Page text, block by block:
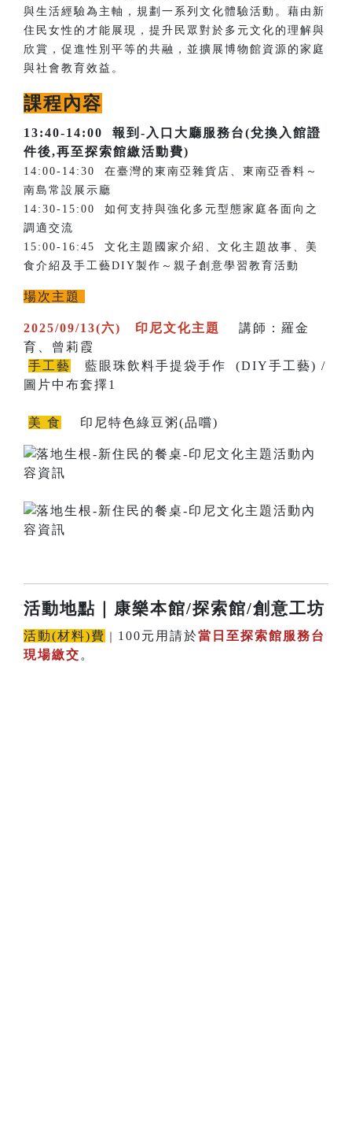
與生活經驗為主軸，規劃一系列文化體驗活動。藉由新
住民女性的才能展現，提升民眾對於多元文化的理解與
欣賞，促進性別平等的共融，並擴展博物館資源的家庭
與社會教育效益。
課程內容
13:40-14:00
報到-入口大廳服務台(兌換入館證
件後,再至探索館繳活動費)
14:00-14:30 在臺灣的東南亞雜貨店、東南亞香料～
南島常設展示廳
14:30-15:00 如何支持與強化多元型態家庭各面向之
調適交流
15:00-16:45 文化主題國家介紹、文化主題故事、美
食介紹及手工藝DIY製作～親子創意學習教育活動
場次主題
2025/09/13(六) 印尼文化主題
講師：羅金
育、曾莉霞
手工藝
藍眼珠飲料手提袋手作 (DIY手工藝) /
圖片中布套擇1
美 食 印尼特色綠豆粥(品嚐)
活動地點 ｜康樂本館/探索館/創意工坊
活動(材料)費 100元用請於當日至探索館服務台
現場繳交 。